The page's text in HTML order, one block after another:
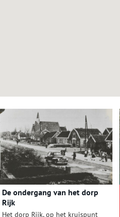
De ondergang van het dorp
Rijk
Het dorp Rijk, op het kruispunt